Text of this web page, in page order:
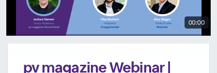
00:00
pv magazine Webinar |